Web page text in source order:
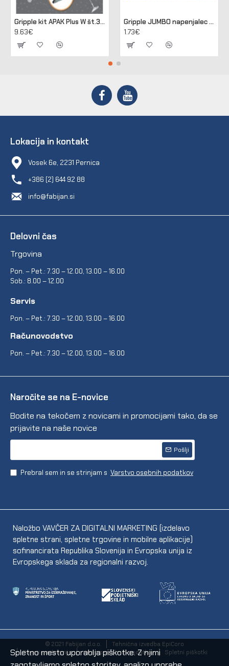
Gripple kit APAK Plus W št.3 za sidranje lesenih in betonskih stebrov
9.63€
Gripple JUMBO napenjalec za žico 2,50 - 3,15 mm (pakir. 20 kos)
1.73€
Lokacija in kontakt
Vosek 6e, 2231 Pernica
+386 (2) 644 92 88
info@fabijan.si
Delovni čas
Trgovina
Pon. – Pet.: 7.30 – 12.00, 13.00 – 16.00
Sob.: 8.00 – 12.00
Servis
Pon. – Pet.: 7.30 – 12.00, 13.00 – 16.00
Računovodstvo
Pon. – Pet.: 7.30 – 12.00, 13.00 – 16.00
Naročite se na E-novice
Bodite na tekočem z novicami in promocijami tako, da se
prijavite na naše novice
Pošlji
Prebral sem in se strinjam s Varstvo osebnih podatkov
Naložbo VAVČER ZA DIGITALNI MARKETING (izdelavo
spletne strani, spletne trgovine in mobilne aplikacije)
sofinancirata Republika Slovenija in Evropska unija iz
Evropskega sklada za regionalni razvoj.
© 2021 Fabijan d.o.o.
Tehnična izvedba EpiCoro
Pogoji poslovanja
Varstvo osebnih podatkov Spletni piškotki
Spletno mesto uporablja piškotke. Z njimi